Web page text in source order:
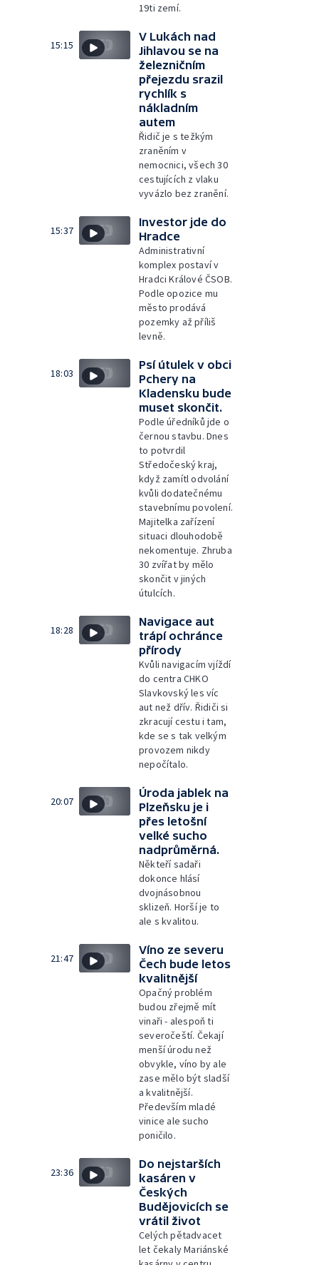
19ti zemí.
15:15
V Lukách nad
Jihlavou se na
železničním
přejezdu srazil
rychlík s
nákladním
autem
Řidič je s težkým
zraněním v
nemocnici, všech 30
cestujících z vlaku
vyvázlo bez zranění.
15:37
Investor jde do
Hradce
Administrativní
komplex postaví v
Hradci Králové ČSOB.
Podle opozice mu
město prodává
pozemky až příliš
levně.
18:03
Psí útulek v obci
Pchery na
Kladensku bude
muset skončit.
Podle úředníků jde o
černou stavbu. Dnes
to potvrdil
Středočeský kraj,
když zamítl odvolání
kvůli dodatečnému
stavebnímu povolení.
Majitelka zařízení
situaci dlouhodobě
nekomentuje. Zhruba
30 zvířat by mělo
skončit v jiných
útulcích.
18:28
Navigace aut
trápí ochránce
přírody
Kvůli navigacím vjíždí
do centra CHKO
Slavkovský les víc
aut než dřív. Řidiči si
zkracují cestu i tam,
kde se s tak velkým
provozem nikdy
nepočítalo.
20:07
Úroda jablek na
Plzeňsku je i
přes letošní
velké sucho
nadprůměrná.
Někteří sadaři
dokonce hlásí
dvojnásobnou
sklizeň. Horší je to
ale s kvalitou.
21:47
Víno ze severu
Čech bude letos
kvalitnější
Opačný problém
budou zřejmě mít
vinaři - alespoň ti
severočeští. Čekají
menší úrodu než
obvykle, víno by ale
zase mělo být sladší
a kvalitnější.
Především mladé
vinice ale sucho
poničilo.
23:36
Do nejstarších
kasáren v
Českých
Budějovicích se
vrátil život
Celých pětadvacet
let čekaly Mariánské